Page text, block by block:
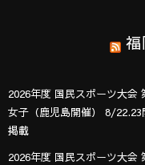
2026年度 国民スポーツ大会
女子（鹿児島開催） 8/
掲載
2026年度 国民スポーツ大会